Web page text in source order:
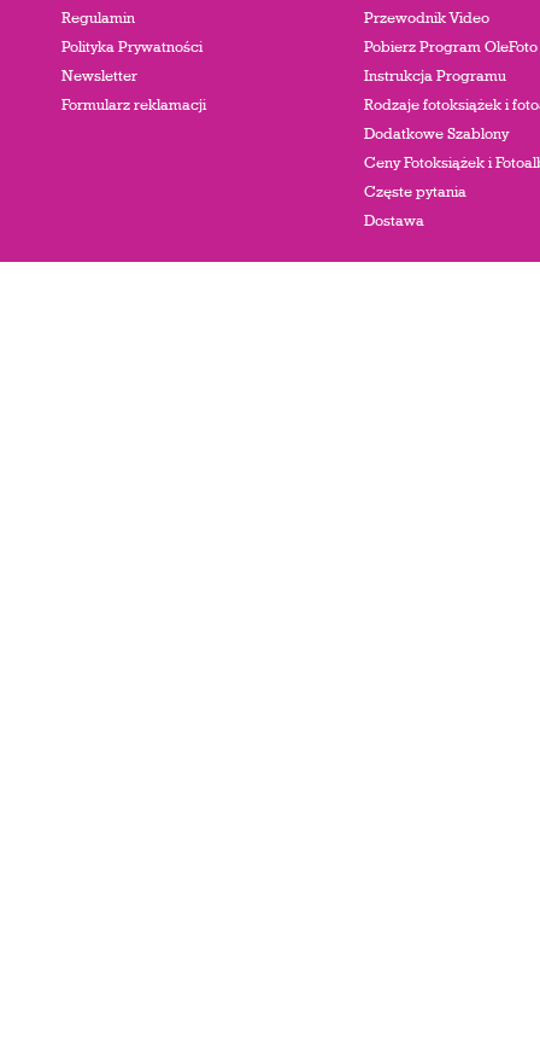
Regulamin
Polityka Prywatności
Newsletter
Formularz reklamacji
Przewodnik Video
Pobierz Program OleFoto
Instrukcja Programu
Rodzaje fotoksiążek i
Dodatkowe Szablony
Ceny Fotoksiążek i
Częste pytania
Dostawa